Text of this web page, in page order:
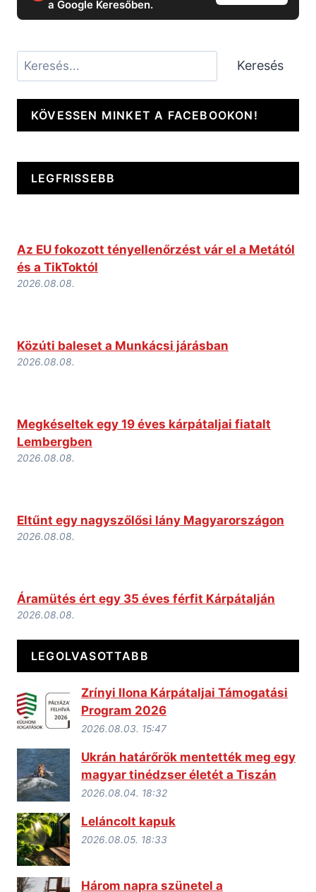
a Google Keresőben.
Keresés Keresés
KÖVESSEN MINKET A FACEBOOKON!
LEGFRISSEBB
Az EU fokozott tényellenőrzést vár el a Metától
és a TikToktól
2026.08.08.
Közúti baleset a Munkácsi járásban
2026.08.08.
Megkéseltek egy 19 éves kárpátaljai fiatalt
Lembergben
2026.08.08.
Eltűnt egy nagyszőlősi lány Magyarországon
2026.08.08.
Áramütés ért egy 35 éves férfit Kárpátalján
2026.08.08.
LEGOLVASOTTABB
Zrínyi Ilona Kárpátaljai Támogatási
Program 2026
2026.08.03. 15:47
Ukrán határőrök mentették meg egy
magyar tinédzser életét a Tiszán
2026.08.04. 18:32
Leláncolt kapuk
2026.08.05. 18:33
Három napra szünetel a